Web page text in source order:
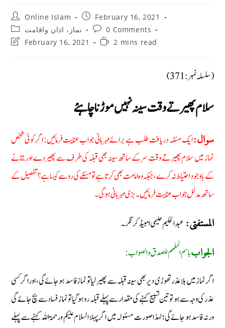
Post
author:
Online Islam
Post
published:
February 16, 2021
Post
category:
نماز، اذان واقامت
Post
comments:
0 Comments
PostFebruary 16, 2021
Reading2 mins read
(سلسلہ نمبر: 371)
سلام پھیرتے وقت سینہ نہیں موڑنا چاہئے
سوال:ایک مسئلہ دریافت طلب ہے برائے مہربانی جواب عنایت فرمائیں: اگر کوئی شخص
نماز میں سلام پھیرتے وقت سر کے ساتھ سینہ بھی قبلہ کی طرف سے پھیر دے اور بتانے
کے باوجود احتیاط نہ کرے، جبکہ وہ امامت بھی کرتا ہے تو مسئلے کی رو سے کیسا ہے؟ تفصیل کے
ساتھ مدلل جواب عنایت فرمائیں ۔ بڑی مہربانی ہوگی۔
المستفتی:عبد الحکیم حلیمی امبیڈکر نگر۔
الجوابباسم الملھم للصدق والصواب:
اگر نماز میں بلا عذر تھوڑی دیر بھی سینہ قبلہ سے پھیر لیا تو نماز فاسد ہو جائے گی، اور اگر کسی
عذر کی وجہ سے ہو تو تین تسبیح کہنے کی مقدار سے پہلے قبلہ رو ہوگیا تو نماز فساد سے بچ جائے گی
ورنہ فاسد ہو جائے گی؛ لہذا صورت مسئولہ میں اگر پہلا السلام علیکم ورحمۃ اللہ کہنے سے پہلے